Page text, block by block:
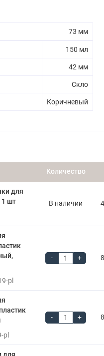
73 мм
150 мл
42 мм
Скло
Коричневый
Количество
для
шт
В наличии
pl
- +
pl
- +